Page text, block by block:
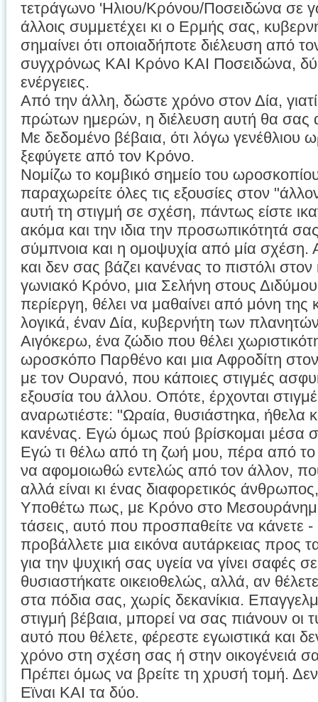
τετράγωνο 'Ηλιου/Κρόνου/Ποσειδώνα σε
άλλοις συμμετέχει κι ο Ερμής σας,
σημαίνει ότι οποιαδήποτε διέλευση από
συγχρόνως ΚΑΙ Κρόνο ΚΑΙ Ποσειδώνα,
ενέργειες.
Από την άλλη, δώστε χρόνο στον Δία,
πρώτων ημερών, η διέλευση αυτή θα σας
Με δεδομένο βέβαια, ότι λόγω γενέθλιου
ξεφύγετε από τον Κρόνο.
Νομίζω το κομβικό σημείο του
παραχωρείτε όλες τις εξουσίες στον
αυτή τη στιγμή σε σχέση, πάντως είστε
ακόμα και την ιδια την προσωπικότητά
σύμπνοια και η ομοψυχία από μία σχέση.
και δεν σας βάζει κανένας το πιστόλι
γωνιακό Κρόνο, μια Σελήνη στους
περίεργη, θέλει να μαθαίνει από μόνη της
λογικά, έναν Δία, κυβερνήτη των
Αιγόκερω, ένα ζώδιο που θέλει
ωροσκόπο Παρθένο και μια Αφροδίτη
με τον Ουρανό, που κάποιες στιγμές
εξουσία του άλλου. Οπότε, έρχονται
αναρωτιέστε: "Ωραία, θυσιάστηκα, ήθελα
κανένας. Εγώ όμως πού βρίσκομαι μέσα
Εγώ τι θέλω από τη ζωή μου, πέρα από το
να αφομοιωθώ εντελώς από τον άλλον,
αλλά είναι κι ένας διαφορετικός
Υποθέτω πως, με Κρόνο στο
τάσεις, αυτό που προσπαθείτε να κάνετε -
προβάλλετε μια εικόνα αυτάρκειας προς
για την ψυχική σας υγεία να γίνει σαφές
θυσιαστήκατε οικειοθελώς, αλλά, αν
στα πόδια σας, χωρίς δεκανίκια.
στιγμή βέβαια, μπορεί να σας πιάνουν οι
αυτό που θέλετε, φέρεστε εγωιστικά και
χρόνο στη σχέση σας ή στην οικογένειά
Πρέπει όμως να βρείτε τη χρυσή τομή.
Εϊναι ΚΑΙ τα δύο.